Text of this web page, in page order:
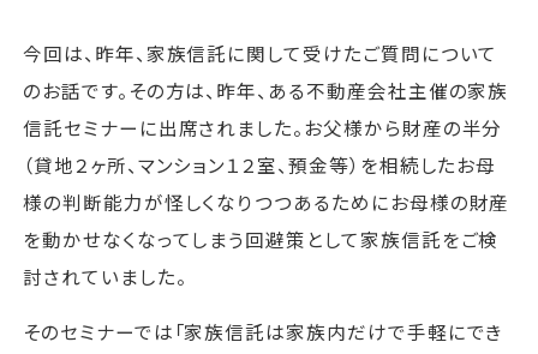
メールマガジン登録
よくある質問
今回は、昨年、家族信託に関して受けたご質問について
のお話です。その方は、昨年、ある不動産会社主催の家族
信託セミナーに出席されました。お父様から財産の半分
（貸地２ヶ所、マンション１２室、預金等）を相続したお母
様の判断能力が怪しくなりつつあるためにお母様の財産
を動かせなくなってしまう回避策として家族信託をご検
討されていました。
そのセミナーでは「家族信託は家族内だけで手軽にでき